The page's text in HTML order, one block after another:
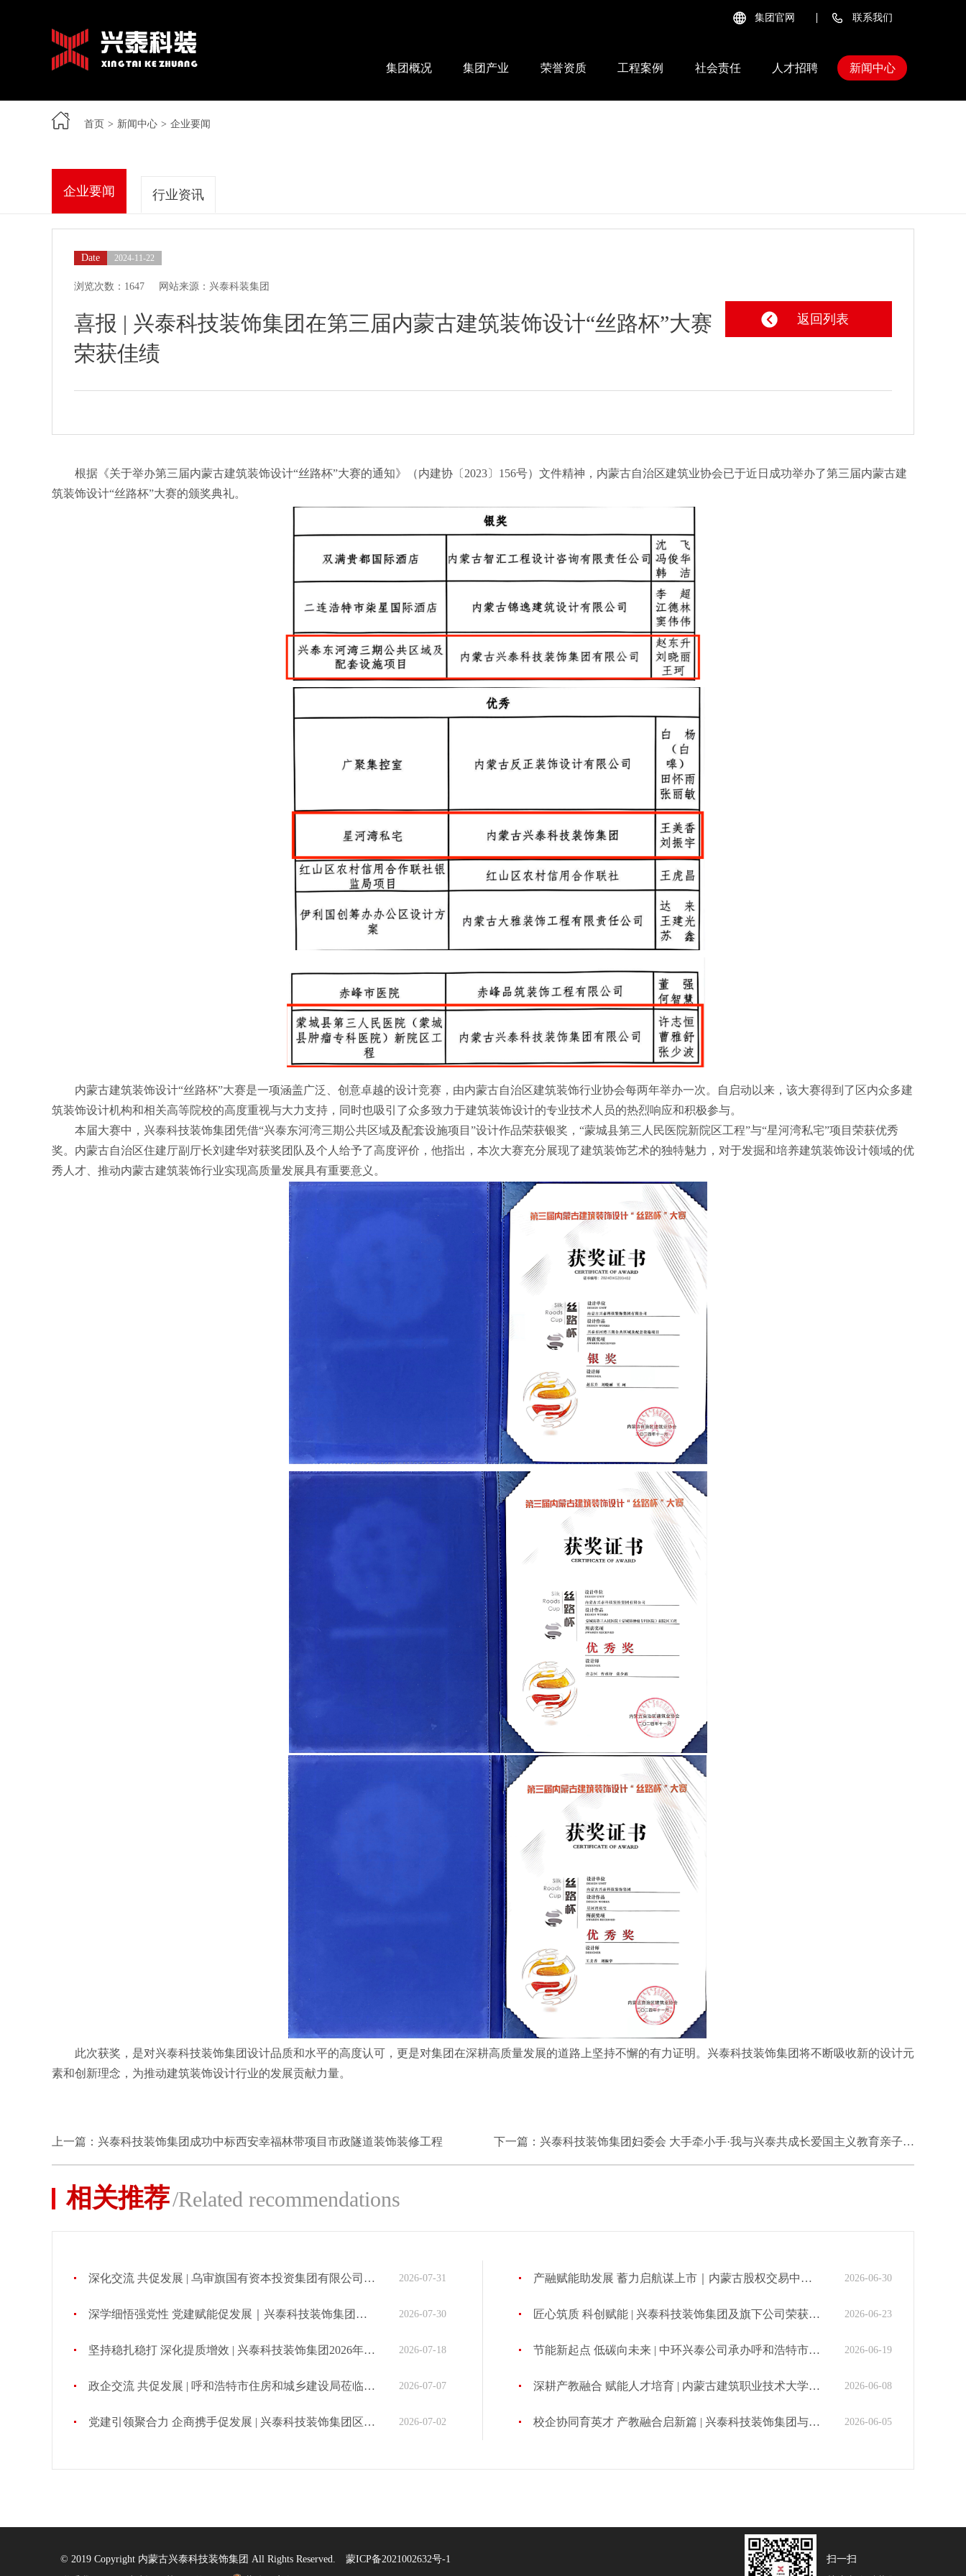
集团官网 联系我们
集团概况 集团产业 荣誉资质 工程案例 社会责任 人才招聘 新闻中心
首页 > 新闻中心 > 企业要闻
企业要闻 行业资讯
返回列表
Date 2024-11-22
浏览次数：1647 网站来源：兴泰科装集团
喜报 | 兴泰科技装饰集团在第三届内蒙古建筑装饰设计“丝路杯”大赛
荣获佳绩
根据《关于举办第三届内蒙古建筑装饰设计“丝路杯”大赛的通知》（内建协〔2023〕156号）文件精神，内蒙古自治区建筑业协会已于近日成功举办了第三届内蒙古建
筑装饰设计“丝路杯”大赛的颁奖典礼。
内蒙古建筑装饰设计“丝路杯”大赛是一项涵盖广泛、创意卓越的设计竞赛，由内蒙古自治区建筑装饰行业协会每两年举办一次。自启动以来，该大赛得到了区内众多建
筑装饰设计机构和相关高等院校的高度重视与大力支持，同时也吸引了众多致力于建筑装饰设计的专业技术人员的热烈响应和积极参与。
本届大赛中，兴泰科技装饰集团凭借“兴泰东河湾三期公共区域及配套设施项目”设计作品荣获银奖，“蒙城县第三人民医院新院区工程”与“星河湾私宅”项目荣获优秀
奖。内蒙古自治区住建厅副厅长刘建华对获奖团队及个人给予了高度评价，他指出，本次大赛充分展现了建筑装饰艺术的独特魅力，对于发掘和培养建筑装饰设计领域的优
秀人才、推动内蒙古建筑装饰行业实现高质量发展具有重要意义。
此次获奖，是对兴泰科技装饰集团设计品质和水平的高度认可，更是对集团在深耕高质量发展的道路上坚持不懈的有力证明。兴泰科技装饰集团将不断吸收新的设计元
素和创新理念，为推动建筑装饰设计行业的发展贡献力量。
上一篇： 兴泰科技装饰集团成功中标西安幸福林带项目市政隧道装饰装修工程 下一篇： 兴泰科技装饰集团妇委会 大手牵小手·我与兴泰共成长爱国主义教育亲子活动
相关推荐/Related recommendations
2026-07-31
深化交流 共促发展 | 乌审旗国有资本投资集团有限公司领导莅临兴泰科技装饰集团考察指导
2026-07-30
深学细悟强党性 党建赋能促发展｜兴泰科技装饰集团党委召开专题宣讲会
2026-07-18
坚持稳扎稳打 深化提质增效 | 兴泰科技装饰集团2026年中工作会议圆满召开
2026-07-07
政企交流 共促发展 | 呼和浩特市住房和城乡建设局莅临兴泰科技装饰集团考察交流
2026-07-02
党建引领聚合力 企商携手促发展 | 兴泰科技装饰集团区外公司联合党支部与安徽省内蒙古商会开展党建共建活动
2026-06-30
产融赋能助发展 蓄力启航谋上市｜内蒙古股权交易中心到访兴泰科技装饰集团座谈交流
2026-06-23
匠心筑质 科创赋能 | 兴泰科技装饰集团及旗下公司荣获六项自治区级工程建设工法
2026-06-19
节能新起点 低碳向未来 | 中环兴泰公司承办呼和浩特市建筑节能培训暨绿色建筑现场会
2026-06-08
深耕产教融合 赋能人才培育 | 内蒙古建筑职业技术大学莅临兴泰科技装饰集团交流座谈
2026-06-05
校企协同育英才 产教融合启新篇 | 兴泰科技装饰集团与内蒙古大学创业学院成功达成战略合作
© 2019 Copyright 内蒙古兴泰科技装饰集团 All Rights Reserved.
蒙ICP备2021002632号-1
扫一扫